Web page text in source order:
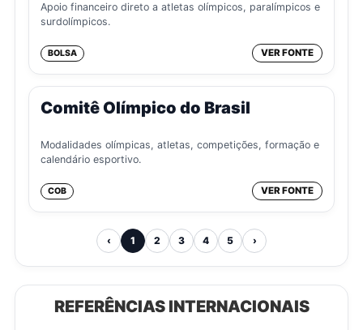
Apoio financeiro direto a atletas olímpicos, paralímpicos e
surdolímpicos.
BOLSA VER FONTE
Comitê Olímpico do Brasil
Modalidades olímpicas, atletas, competições, formação e
calendário esportivo.
COB VER FONTE
‹ 1 2 3 4 5 ›
REFERÊNCIAS INTERNACIONAIS